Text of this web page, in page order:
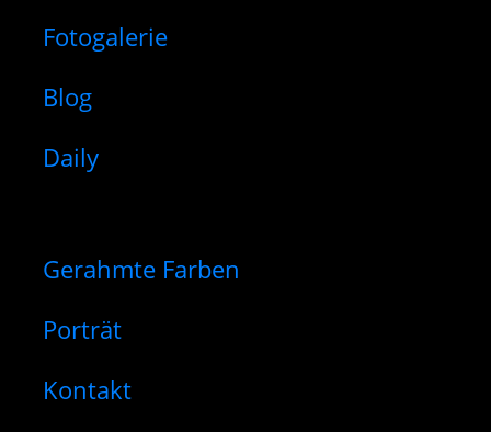
Fotogalerie
Blog
Daily
Gerahmte Farben
Porträt
Kontakt